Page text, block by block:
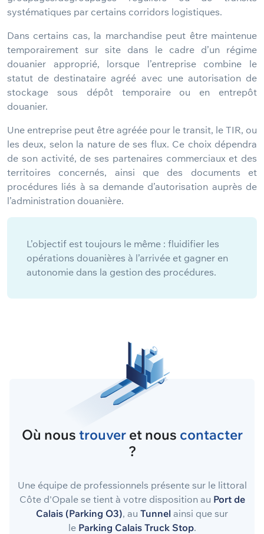
systématiques par certains corridors logistiques.
Dans certains cas, la marchandise peut être maintenue
temporairement sur site dans le cadre d’un régime
douanier approprié, lorsque l’entreprise combine le
statut de destinataire agréé avec une autorisation de
stockage sous dépôt temporaire ou en entrepôt
douanier.
Une entreprise peut être agréée pour le transit, le TIR, ou
les deux, selon la nature de ses flux. Ce choix dépendra
de son activité, de ses partenaires commerciaux et des
territoires concernés, ainsi que des documents et
procédures liés à sa demande d’autorisation auprès de
l’administration douanière.
L’objectif est toujours le même : fluidifier les
opérations douanières à l’arrivée et gagner en
autonomie dans la gestion des procédures.
Où nous trouveret nous contacter
?
Une équipe de professionnels présente sur le littoral
Côte d'Opale se tient à votre disposition au Port de
Calais (Parking O3), au Tunnel ainsi que sur
le Parking Calais Truck Stop.